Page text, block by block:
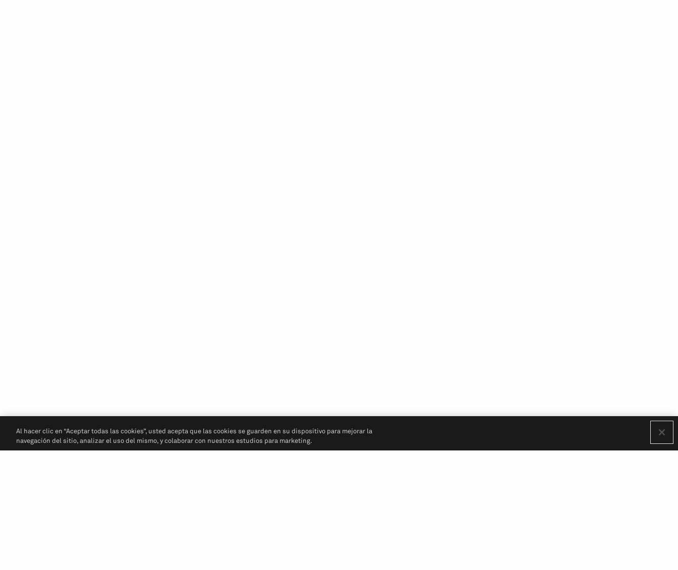
Al hacer clic en “Aceptar todas las cookies”, usted acepta que las cookies se guarden en su dispositivo para mejorar la
navegación del sitio, analizar el uso del mismo, y colaborar con nuestros estudios para marketing.